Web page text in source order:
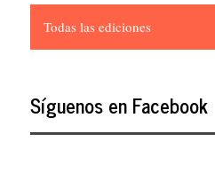
Todas las ediciones
Síguenos en Facebook